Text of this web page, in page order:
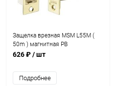
Защелка врезная MSM L55M (
50m ) магнитная PB
Полированная латунь
626 ₽/ шт
Подробнее